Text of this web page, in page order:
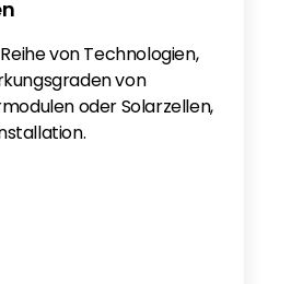
von Technologien,
von
oder Solarzellen,